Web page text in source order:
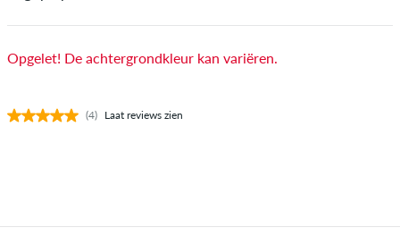
Opgelet! De achtergrondkleur kan variëren.
(4) Laat reviews zien